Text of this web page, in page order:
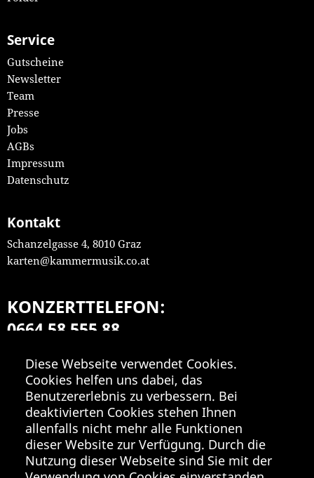
Diese Webseite verwendet Cookies.
Cookies helfen uns dabei, das
Benutzererlebnis zu verbessern. Bei
deaktivierten Cookies stehen Ihnen
allenfalls nicht mehr alle Funktionen
dieser Website zur Verfügung. Durch die
Nutzung dieser Webseite sind Sie mit der
Service
Gutscheine
Newsletter
Team
Presse
Jobs
AGBs
Impressum
Datenschutz
Kontakt
Schanzelgasse 4, 8010 Graz
karten@kammermusik.co.at
KONZERTTELEFON:
0664 58 555 88
Mo-Fr 9:00-18:00